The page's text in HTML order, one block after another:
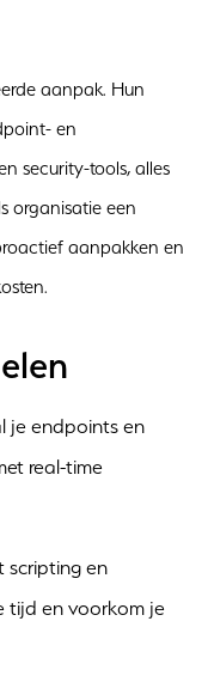
aanpak. Hun
en
security-tools, alles
organisatie een
aanpakken en
je endpoints en
real-time
scripting en
tijd en voorkom je